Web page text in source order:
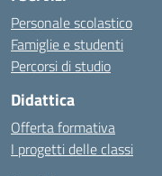
Personale scolastico
Famiglie e studenti
Percorsi di studio
Didattica
Offerta formativa
I progetti delle classi